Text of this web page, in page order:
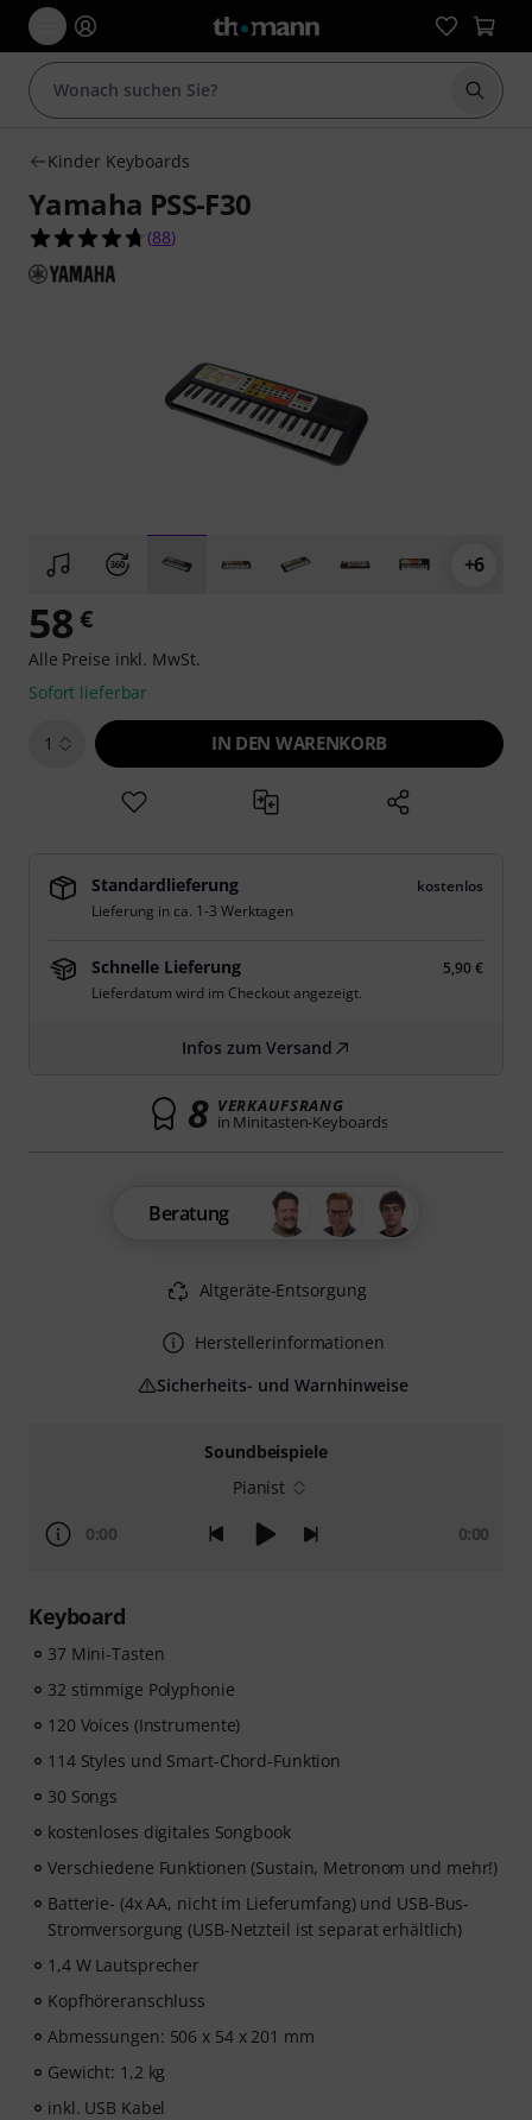
Suche
Kinder Keyboards
Yamaha PSS-F30
4.7 von 5 Sternen aus 88 Kundenbewertungen
(88)
+6
Soundbeispiele
Pianist
0:00 0:00
Keyboard
37 Mini-Tasten
32 stimmige Polyphonie
120 Voices (Instrumente)
114 Styles und Smart-Chord-Funktion
30 Songs
kostenloses digitales Songbook
Verschiedene Funktionen (Sustain, Metronom und mehr!)
Batterie- (4x AA, nicht im Lieferumfang) und USB-Bus-
Stromversorgung (USB-Netzteil ist separat erhältlich)
1,4 W Lautsprecher
Kopfhöreranschluss
Abmessungen: 506 x 54 x 201 mm
Gewicht: 1,2 kg
inkl. USB Kabel
58 €
Alle Preise inkl. MwSt.
Sofort lieferbar
1 IN DEN WARENKORB
Standardlieferung
kostenlos
Lieferung in ca. 1-3 Werktagen
Schnelle Lieferung
5,90 €
Lieferdatum wird im Checkout angezeigt.
Infos zum Versand
8 VERKAUFSRANG
in Minitasten-Keyboards
Beratung
Altgeräte-Entsorgung
Herstellerinformationen
Sicherheits- und Warnhinweise